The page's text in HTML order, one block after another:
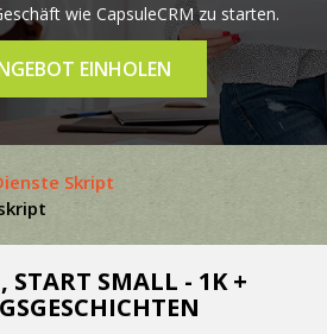
wie CapsuleCRM zu starten.
EINHOLEN
Skript
START SMALL - 1K +